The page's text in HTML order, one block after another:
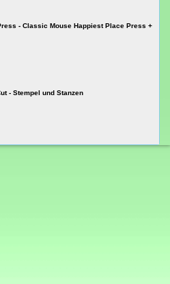
- Classic Mouse Happiest Place Press +
- Stempel und Stanzen